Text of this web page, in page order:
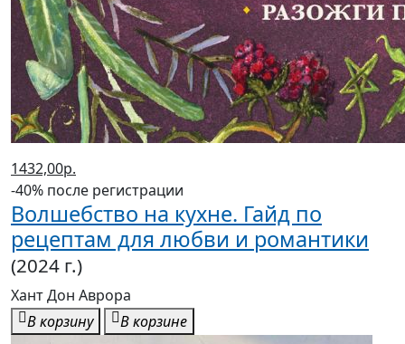
1432,00р.
-40% после регистрации
Волшебство на кухне. Гайд по
рецептам для любви и романтики
(2024 г.)
Хант Дон Аврора
В корзину
В корзине